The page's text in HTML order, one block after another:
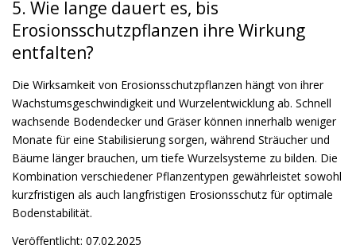
5. Wie lange dauert es, bis
Erosionsschutzpflanzen ihre Wirkung
entfalten?
Die Wirksamkeit von Erosionsschutzpflanzen hängt von ihrer
Wachstumsgeschwindigkeit und Wurzelentwicklung ab. Schnell
wachsende Bodendecker und Gräser können innerhalb weniger
Monate für eine Stabilisierung sorgen, während Sträucher und
Bäume länger brauchen, um tiefe Wurzelsysteme zu bilden. Die
Kombination verschiedener Pflanzentypen gewährleistet sowohl
kurzfristigen als auch langfristigen Erosionsschutz für optimale
Bodenstabilität.
Veröffentlicht: 07.02.2025